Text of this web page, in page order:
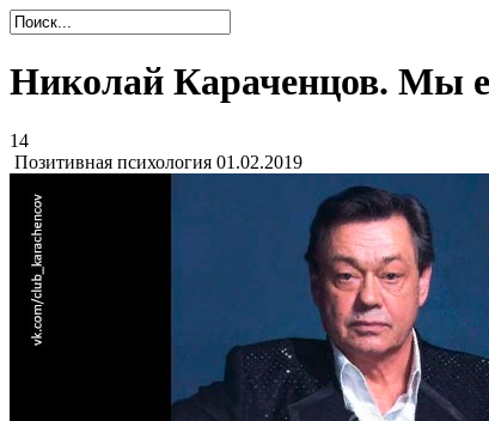
Николай Караченцов. Мы
14
Позитивная психология 01.02.2019